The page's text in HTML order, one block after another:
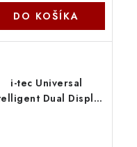
DO KOŠÍKA
i-tec Universal
Dual Display